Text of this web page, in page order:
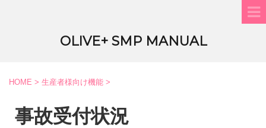
OLIVE+ SMP MANUAL
HOME > 生産者様向け機能 >
事故受付状況